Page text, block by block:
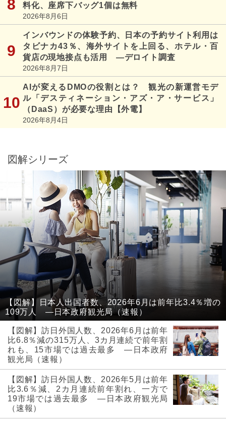
料化、座席下バッグ1個は無料
2026年8月6日
インバウンドの体験予約、日本の予約サイト利用は
タビナカ43％、海外サイトを上回る、ホテル・百
貨店の現地接点も活用 ―デロイト調査
2026年8月7日
AIが変えるDMOの役割とは？ 観光の新運営モデ
ル「デスティネーション・アズ・ア・サービス」
（DaaS）が必要な理由【外電】
2026年8月4日
図解シリーズ
【図解】日本人出国者数、2026年6月は前年比3.4％増の
109万人 ―日本政府観光局（速報）
【図解】訪日外国人数、2026年6月は前年
比6.8％減の315万人、3カ月連続で前年割
れも、15市場では過去最多 ―日本政府
観光局（速報）
【図解】訪日外国人数、2026年5月は前年
比3.6％減、2カ月連続前年割れ、一方で
19市場では過去最多 ―日本政府観光局
（速報）